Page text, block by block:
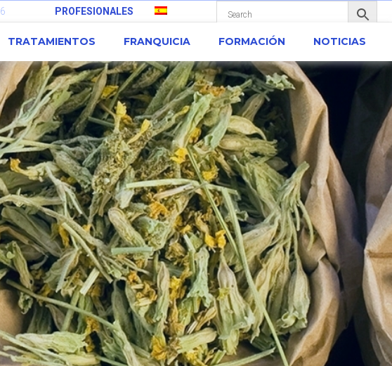
PROFESIONALES
TRATAMIENTOS FRANQUICIA FORMACIÓN NOTICIAS